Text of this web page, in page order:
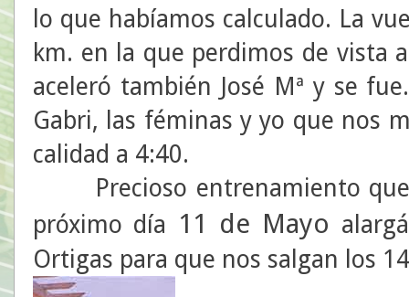
lo que habíamos calculado. La
km. en la que perdimos de vista
aceleró también José Mª y se
Gabri, las féminas y yo que nos
calidad a 4:40.
Precioso entrenamiento que
próximo día 11 de Mayo
Ortigas para que nos salgan los